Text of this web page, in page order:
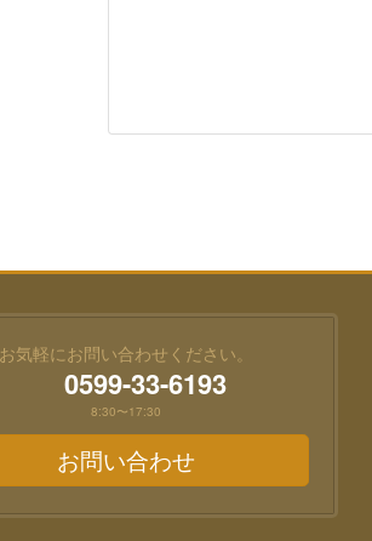
お気軽にお問い合わせください。
0599-33-6193
8:30〜17:30
お問い合わせ